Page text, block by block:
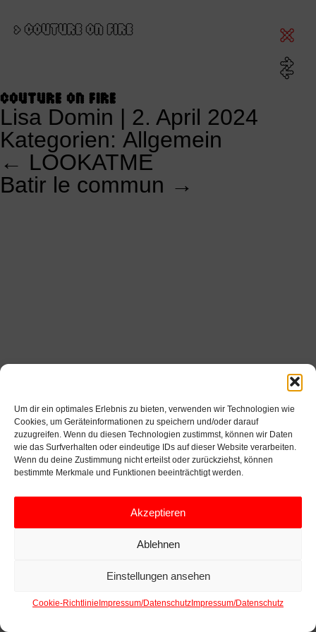
Um dir ein optimales Erlebnis zu bieten, verwenden wir Technologien wie
Cookies, um Geräteinformationen zu speichern und/oder darauf
zuzugreifen. Wenn du diesen Technologien zustimmst, können wir Daten
wie das Surfverhalten oder eindeutige IDs auf dieser Website verarbeiten.
Wenn du deine Zustimmung nicht erteilst oder zurückziehst, können
bestimmte Merkmale und Funktionen beeinträchtigt werden.
Akzeptieren
Ablehnen
Einstellungen ansehen
Cookie-Richtlinie Impressum/Datenschutz Impressum/Datenschutz
>COUTURE ON FIRE
COUTURE ON FIRE
Lisa Domin | 2. April 2024
Kategorien: Allgemein
KALENDERSNAVIGATION
← LOOKATME
Batir le commun →